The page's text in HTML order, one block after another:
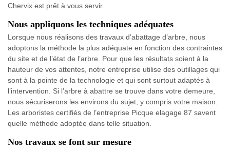
Chervix est prêt à vous servir.
Nous appliquons les techniques adéquates
Lorsque nous réalisons des travaux d’abattage d’arbre, nous
adoptons la méthode la plus adéquate en fonction des contraintes
du site et de l’état de l’arbre. Pour que les résultats soient à la
hauteur de vos attentes, notre entreprise utilise des outillages qui
sont à la pointe de la technologie et qui sont surtout adaptés à
l’intervention. Si l’arbre à abattre se trouve dans votre demeure,
nous sécuriserons les environs du sujet, y compris votre maison.
Les arboristes certifiés de l’entreprise Picque elagage 87 savent
quelle méthode adoptée dans telle situation.
Nos travaux se font sur mesure